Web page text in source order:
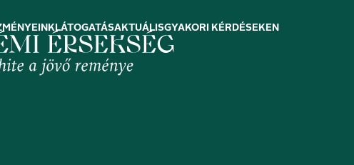
LÁTOGATÁSAKTUÁLISGYAKORI KÉRDÉSEK EN